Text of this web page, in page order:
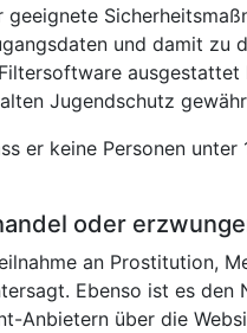
und damit
Jugendschutz
er keine Personen
oder
an Prostitution,
Ebenso ist es
über die